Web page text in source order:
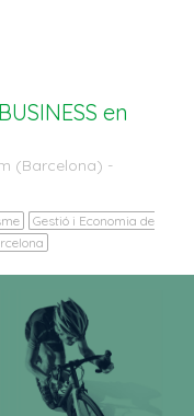
en
(Barcelona) -
Gestió i Economia de